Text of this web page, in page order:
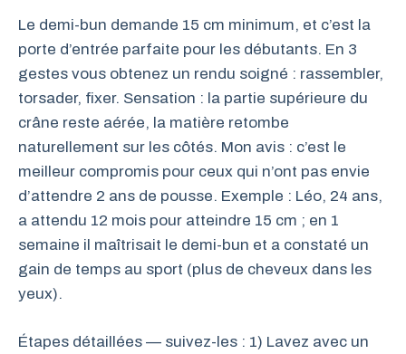
Le demi-bun demande 15 cm minimum, et c’est la
porte d’entrée parfaite pour les débutants. En 3
gestes vous obtenez un rendu soigné : rassembler,
torsader, fixer. Sensation : la partie supérieure du
crâne reste aérée, la matière retombe
naturellement sur les côtés. Mon avis : c’est le
meilleur compromis pour ceux qui n’ont pas envie
d’attendre 2 ans de pousse. Exemple : Léo, 24 ans,
a attendu 12 mois pour atteindre 15 cm ; en 1
semaine il maîtrisait le demi-bun et a constaté un
gain de temps au sport (plus de cheveux dans les
yeux).
Étapes détaillées — suivez-les : 1) Lavez avec un